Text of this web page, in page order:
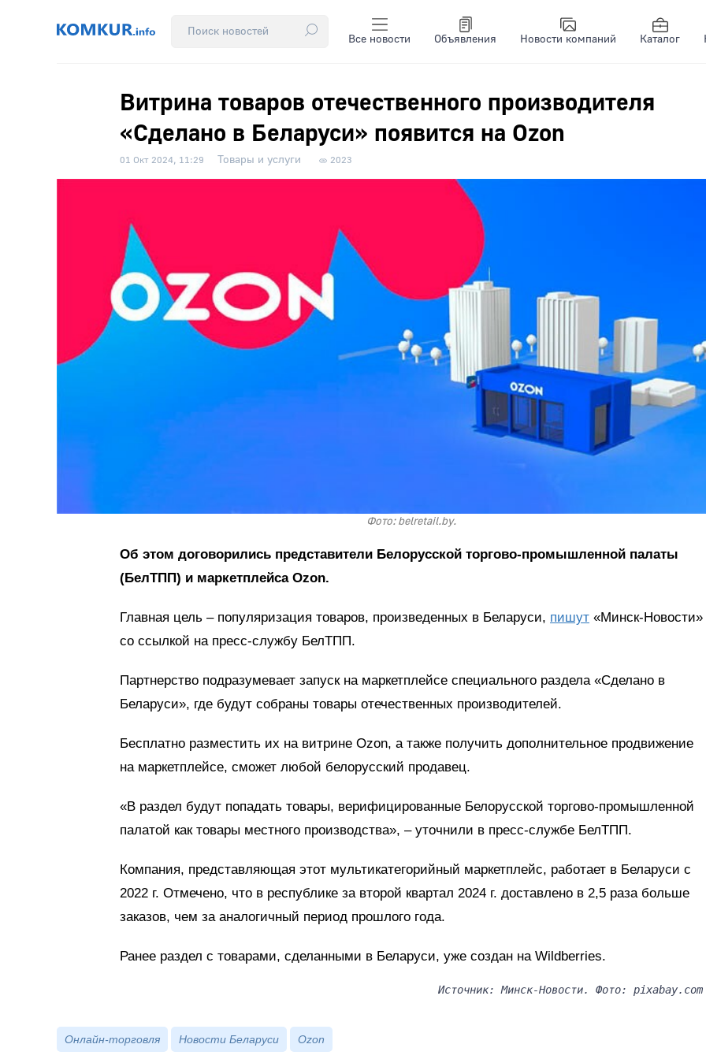
Все новости Объявления Новости компаний Каталог
Витрина товаров отечественного производителя
«Сделано в Беларуси» появится на Ozon
01 Окт 2024, 11:29 Товары и услуги 2023
Фото: belretail.by.
Об этом договорились представители Белорусской торгово-промышленной палаты
(БелТПП) и маркетплейса Ozon.
Главная цель – популяризация товаров, произведенных в Беларуси, пишут «Минск-Новости»
со ссылкой на пресс-службу БелТПП.
Партнерство подразумевает запуск на маркетплейсе специального раздела «Сделано в
Беларуси», где будут собраны товары отечественных производителей.
Бесплатно разместить их на витрине Ozon, а также получить дополнительное продвижение
на маркетплейсе, сможет любой белорусский продавец.
«В раздел будут попадать товары, верифицированные Белорусской торгово-промышленной
палатой как товары местного производства», – уточнили в пресс-службе БелТПП.
Компания, представляющая этот мультикатегорийный маркетплейс, работает в Беларуси с
2022 г. Отмечено, что в республике за второй квартал 2024 г. доставлено в 2,5 раза больше
заказов, чем за аналогичный период прошлого года.
Ранее раздел с товарами, сделанными в Беларуси, уже создан на Wildberries.
Источник: Минск-Новости. Фото: pixabay.com
Онлайн-торговля Новости Беларуси Ozon